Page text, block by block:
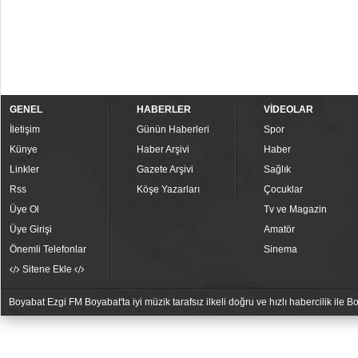
GENEL
İletişim
Künye
Linkler
Rss
Üye Ol
Üye Girişi
Önemli Telefonlar
Sitene Ekle
HABERLER
Günün Haberleri
Haber Arşivi
Gazete Arşivi
Köşe Yazarları
VİDEOLAR
Spor
Haber
Sağlık
Çocuklar
Tv ve Magazin
Amatör
Sinema
Boyabat Ezgi FM Boyabat'ta iyi müzik tarafsız ilkeli doğru ve hızlı habercilik ile